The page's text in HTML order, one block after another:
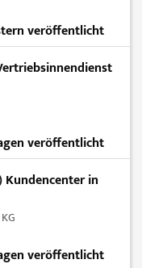
veröffentlicht
veröffentlicht
in
veröffentlicht